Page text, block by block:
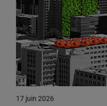
17 juin 2026